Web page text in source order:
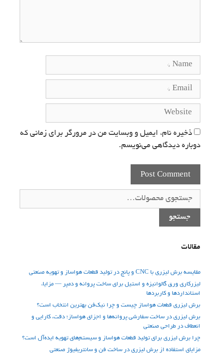
ذخیره نام، ایمیل و وبسایت من در مرورگر برای زمانی که
دوباره دیدگاهی می‌نویسم.
برای:
جستجو
مقالات
مقایسه برش لیزری با CNC و پانچ در تولید قطعات هواساز و تهویه صنعتی
لیزرکاری ورق گالوانیزه و استیل برای ساخت پروانه و دمپر — مزایا،
استانداردها و کاربردها
برش لیزری قطعات هواساز چیست و چرا نیک‌فن بهترین انتخاب است؟
برش لیزری در ساخت سفارشی پروانه‌ها و اجزای هواساز؛ دقت، کارایی و
انعطاف در طراحی صنعتی
چرا برش لیزری برای تولید قطعات هواساز و سیستم‌های تهویه ایده‌آل است؟
مزایای استفاده از برش لیزری در ساخت فن‌ و سانتریفیوژ صنعتی